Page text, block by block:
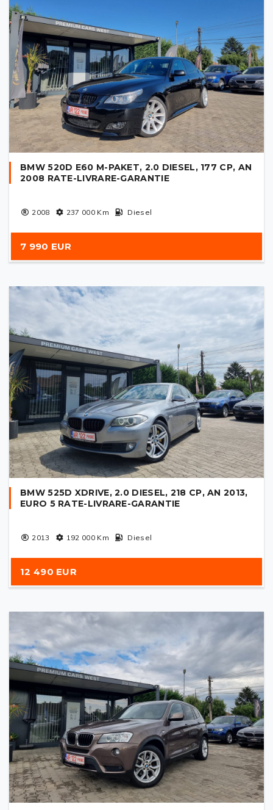
BMW 520D E60 M-PAKET, 2.0 DIESEL, 177 CP, AN
2008 RATE-LIVRARE-GARANTIE
2008 237 000Km Diesel
7 990 EUR
BMW 525D XDRIVE, 2.0 DIESEL, 218 CP, AN 2013,
EURO 5 RATE-LIVRARE-GARANTIE
2013 192 000Km Diesel
12 490 EUR